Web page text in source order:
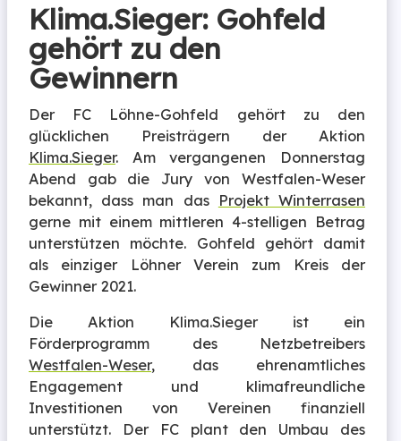
Klima.Sieger: Gohfeld
gehört zu den
Gewinnern
Der FC Löhne-Gohfeld gehört zu den
glücklichen Preisträgern der Aktion
Klima.Sieger. Am vergangenen Donnerstag
Abend gab die Jury von Westfalen-Weser
bekannt, dass man das Projekt Winterrasen
gerne mit einem mittleren 4-stelligen Betrag
unterstützen möchte. Gohfeld gehört damit
als einziger Löhner Verein zum Kreis der
Gewinner 2021.
Die Aktion Klima.Sieger ist ein
Förderprogramm des Netzbetreibers
Westfalen-Weser, das ehrenamtliches
Engagement und klimafreundliche
Investitionen von Vereinen finanziell
unterstützt. Der FC plant den Umbau des